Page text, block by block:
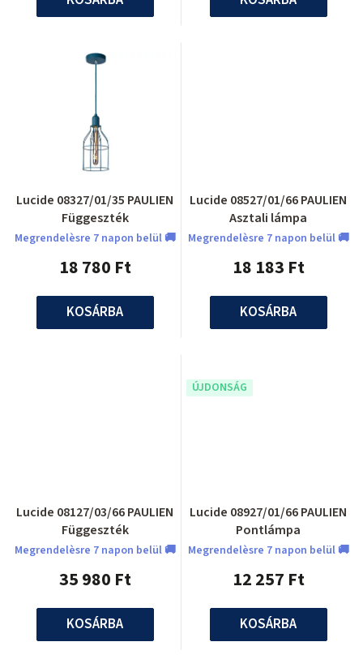
Lucide 08327/01/35 PAULIEN
Függeszték
Megrendelèsre 7 napon belül 🚚
18 780 Ft
KOSÁRBA
Lucide 08527/01/66 PAULIEN
Asztali lámpa
Megrendelèsre 7 napon belül 🚚
18 183 Ft
KOSÁRBA
Lucide 08127/03/66 PAULIEN
Függeszték
Megrendelèsre 7 napon belül 🚚
35 980 Ft
KOSÁRBA
ÚJDONSÁG
Lucide 08927/01/66 PAULIEN
Pontlámpa
Megrendelèsre 7 napon belül 🚚
12 257 Ft
KOSÁRBA